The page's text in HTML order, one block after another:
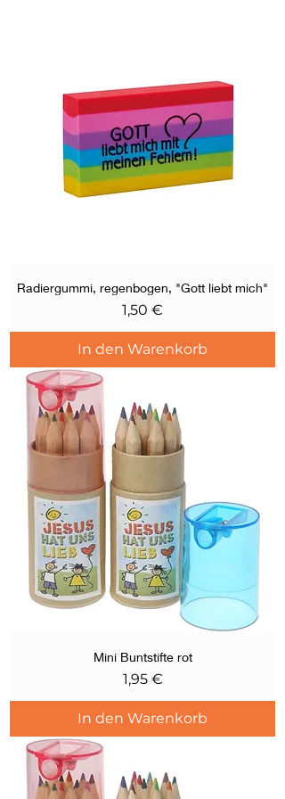
Radiergummi, regenbogen, "Gott liebt mich"
Preis
1,50 €
In den Warenkorb
Mini Buntstifte rot
Preis
1,95 €
In den Warenkorb